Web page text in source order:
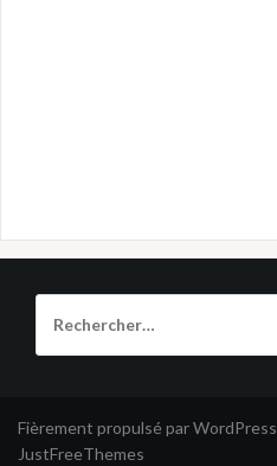
Fièrement propulsé par WordPress
JustFreeThemes